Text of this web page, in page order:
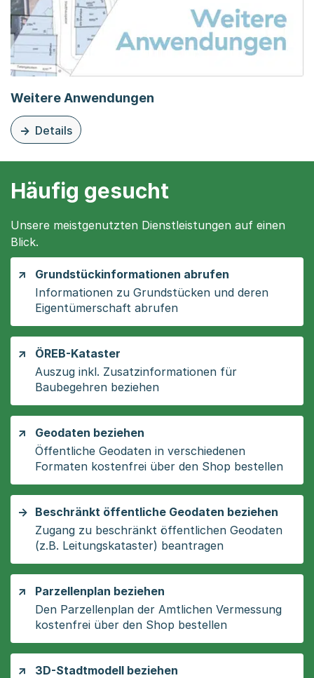
Weitere Anwendungen
Details
zu dieser Organisationsseite: Weitere Anwendungen
Häufig gesucht
Unsere meistgenutzten Dienstleistungen auf einen
Blick.
Grundstückinformationen abrufen
Informationen zu Grundstücken und deren
Eigentümerschaft abrufen
ÖREB-Kataster
Auszug inkl. Zusatzinformationen für
Baubegehren beziehen
Geodaten beziehen
Öffentliche Geodaten in verschiedenen
Formaten kostenfrei über den Shop bestellen
Beschränkt öffentliche Geodaten beziehen
Zugang zu beschränkt öffentlichen Geodaten
(z.B. Leitungskataster) beantragen
Parzellenplan beziehen
Den Parzellenplan der Amtlichen Vermessung
kostenfrei über den Shop bestellen
3D-Stadtmodell beziehen